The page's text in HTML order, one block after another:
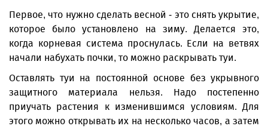
Первое, что нужно сделать весной - это снять укрытие,
которое было установлено на зиму. Делается это,
когда корневая система проснулась. Если на ветвях
начали набухать почки, то можно раскрывать туи.
Оставлять туи на постоянной основе без укрывного
защитного материала нельзя. Надо постепенно
приучать растения к изменившимся условиям. Для
этого можно открывать их на несколько часов, а затем